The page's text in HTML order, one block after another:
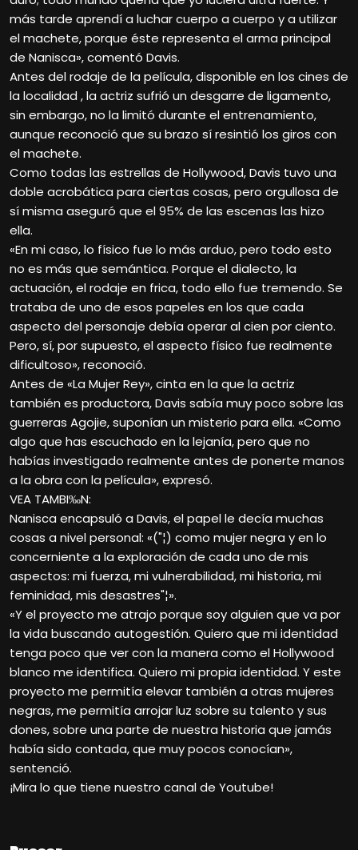
más tarde aprendí a luchar cuerpo a cuerpo y a utilizar
el machete, porque éste representa el arma principal
de Nanisca», comentó Davis.
Antes del rodaje de la película, disponible en los cines de
la localidad , la actriz sufrió un desgarre de ligamento,
sin embargo, no la limitó durante el entrenamiento,
aunque reconoció que su brazo sí resintió los giros con
el machete.
Como todas las estrellas de Hollywood, Davis tuvo una
doble acrobática para ciertas cosas, pero orgullosa de
sí misma aseguró que el 95% de las escenas las hizo
ella.
«En mi caso, lo físico fue lo más arduo, pero todo esto
no es más que semántica. Porque el dialecto, la
actuación, el rodaje en frica, todo ello fue tremendo. Se
trataba de uno de esos papeles en los que cada
aspecto del personaje debía operar al cien por ciento.
Pero, sí, por supuesto, el aspecto físico fue realmente
dificultoso», reconoció.
Antes de «La Mujer Rey», cinta en la que la actriz
también es productora, Davis sabía muy poco sobre las
guerreras Agojie, suponían un misterio para ella. «Como
algo que has escuchado en la lejanía, pero que no
habías investigado realmente antes de ponerte manos
a la obra con la película», expresó.
VEA TAMBI‰N:
Nanisca encapsuló a Davis, el papel le decía muchas
cosas a nivel personal: «("¦) como mujer negra y en lo
concerniente a la exploración de cada uno de mis
aspectos: mi fuerza, mi vulnerabilidad, mi historia, mi
feminidad, mis desastres"¦».
«Y el proyecto me atrajo porque soy alguien que va por
la vida buscando autogestión. Quiero que mi identidad
tenga poco que ver con la manera como el Hollywood
blanco me identifica. Quiero mi propia identidad. Y este
proyecto me permitía elevar también a otras mujeres
negras, me permitía arrojar luz sobre su talento y sus
dones, sobre una parte de nuestra historia que jamás
había sido contada, que muy pocos conocían»,
sentenció.
¡Mira lo que tiene nuestro canal de Youtube!